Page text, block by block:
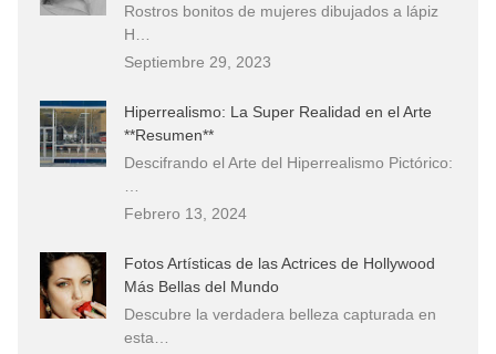
Rostros bonitos de mujeres dibujados a lápiz
H…
Septiembre 29, 2023
Hiperrealismo: La Super Realidad en el Arte
**Resumen**
Descifrando el Arte del Hiperrealismo Pictórico:
Febrero 13, 2024
Fotos Artísticas de las Actrices de Hollywood
Más Bellas del Mundo
Descubre la verdadera belleza capturada en
esta…